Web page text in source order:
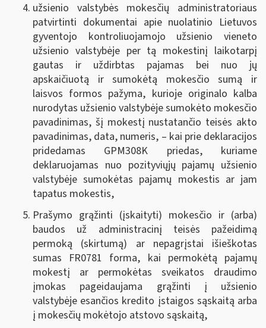
užsienio valstybės mokesčių administratoriaus
patvirtinti dokumentai apie nuolatinio Lietuvos
gyventojo kontroliuojamojo užsienio vieneto
užsienio valstybėje per tą mokestinį laikotarpį
gautas ir uždirbtas pajamas bei nuo jų
apskaičiuotą ir sumokėtą mokesčio sumą ir
laisvos formos pažyma, kurioje originalo kalba
nurodytas užsienio valstybėje sumokėto mokesčio
pavadinimas, šį mokestį nustatančio teisės akto
pavadinimas, data, numeris, – kai prie deklaracijos
pridedamas GPM308K priedas, kuriame
deklaruojamas nuo pozityviųjų pajamų užsienio
valstybėje sumokėtas pajamų mokestis ar jam
tapatus mokestis,
Prašymo grąžinti (įskaityti) mokesčio ir (arba)
baudos už administracinį teisės pažeidimą
permoką (skirtumą) ar nepagrįstai išieškotas
sumas FR0781 forma, kai permokėtą pajamų
mokestį ar permokėtas sveikatos draudimo
įmokas pageidaujama grąžinti į užsienio
valstybėje esančios kredito įstaigos sąskaitą arba
į mokesčių mokėtojo atstovo sąskaitą,